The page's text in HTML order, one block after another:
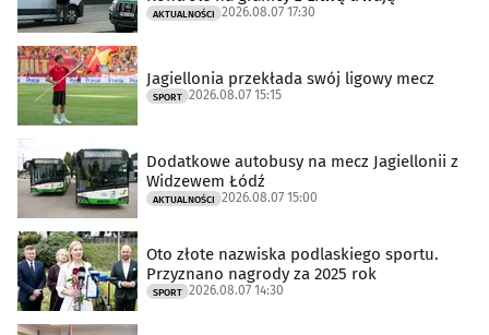
AKTUALNOŚCI 2026.08.07 17:30
Jagiellonia przekłada swój ligowy mecz
SPORT 2026.08.07 15:15
Dodatkowe autobusy na mecz Jagiellonii z
Widzewem Łódź
AKTUALNOŚCI 2026.08.07 15:00
Oto złote nazwiska podlaskiego sportu.
Przyznano nagrody za 2025 rok
SPORT 2026.08.07 14:30